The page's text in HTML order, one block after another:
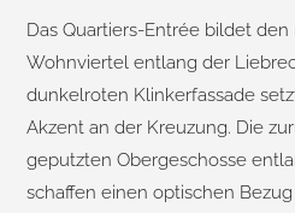
Das Quartiers-Entrée bildet
Wohnviertel entlang der
dunkelroten Klinkerfassade
Akzent an der Kreuzung. Die
geputzten Obergeschosse
schaffen einen optischen